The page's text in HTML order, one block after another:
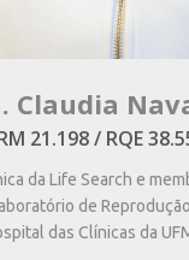
Claudia
21.198 / RQE
da Life Search e
de
das Clínicas da